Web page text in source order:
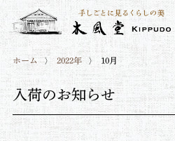
ホーム 2022年 10月
入荷のお知らせ